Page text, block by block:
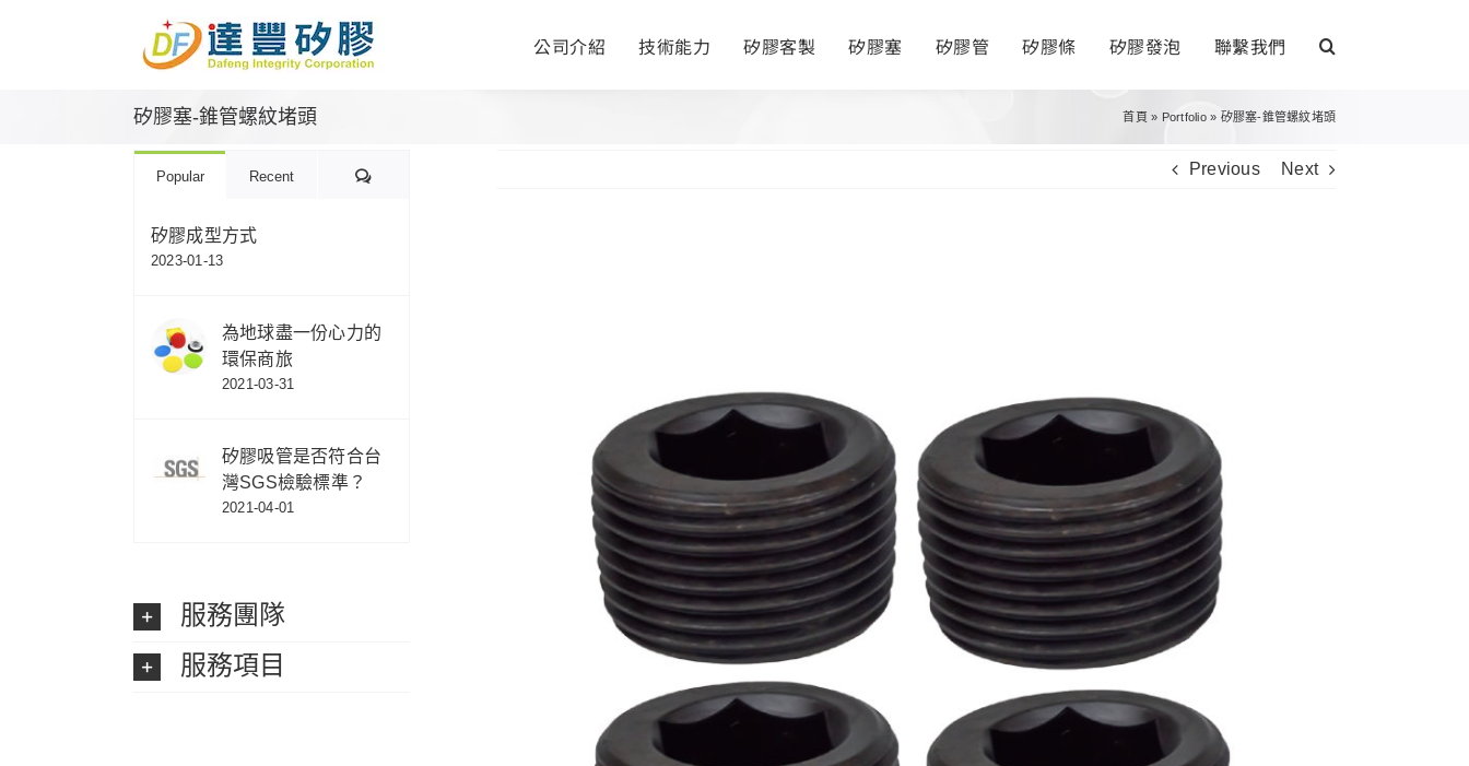
公司介紹 技術能力 矽膠客製 矽膠塞 矽膠管 矽膠條 矽膠發泡 聯繫我們
矽膠塞-錐管螺紋堵頭 首頁 » Portfolio» 矽膠塞-錐管螺紋堵頭
Previous Next
Popular Recent Comments
矽膠成型方式
2023-01-13
為地球盡一份心力的
環保商旅
2021-03-31
矽膠吸管是否符合台
灣SGS檢驗標準？
2021-04-01
服務團隊
服務項目